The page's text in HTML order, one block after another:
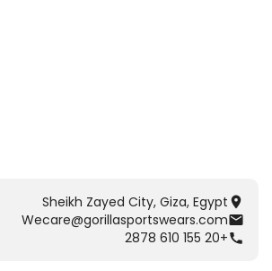
Sheikh Zayed City, Giza, Egypt
Wecare@gorillasportswears.com
+20 155 610 2878